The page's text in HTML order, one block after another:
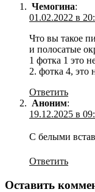
Чемогина:
01.02.2022 в
Что вы такое
и полосатые
1 фотка 1 это
2. фотка 4, это
Ответить
Аноним:
19.12.2025 в
С белыми
Ответить
Оставить